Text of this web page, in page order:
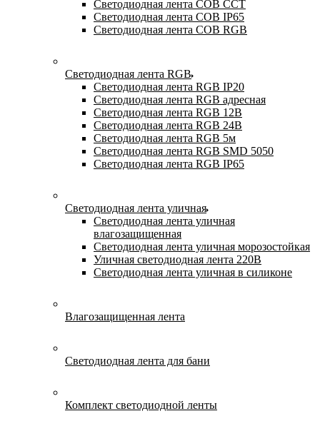
Светодиодная лента COB CCT
Светодиодная лента COB IP65
Светодиодная лента COB RGB
Светодиодная лента RGB
Светодиодная лента RGB IP20
Светодиодная лента RGB адресная
Светодиодная лента RGB 12В
Светодиодная лента RGB 24В
Светодиодная лента RGB 5м
Светодиодная лента RGB SMD 5050
Светодиодная лента RGB IP65
Светодиодная лента уличная
Светодиодная лента уличная
влагозащищенная
Светодиодная лента уличная морозостойкая
Уличная светодиодная лента 220В
Светодиодная лента уличная в силиконе
Влагозащищенная лента
Светодиодная лента для бани
Комплект светодиодной ленты